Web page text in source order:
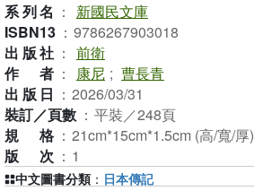
系列名 ：
新國民文庫
ISBN13 ： 9786267903018
出版社 ： 前衛
作者 ： 康尼 ; 曹長青
出版日 ： 2026/03/31
裝訂／頁數 ： 平裝／248頁
規格 ： 21cm*15cm*1.5cm (高/寬/厚)
版次 ： 1
中文圖書分類 ： 日本傳記